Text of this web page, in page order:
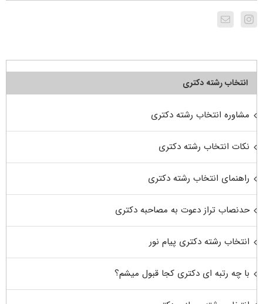
انتخاب رشته دکتری
مشاوره انتخاب رشته دکتری
نکات انتخاب رشته دکتری
راهنمای انتخاب رشته دکتری
حدنصاب تراز دعوت به مصاحبه دکتری
انتخاب رشته دکتری پیام نور
با چه رتبه ای دکتری کجا قبول میشم؟